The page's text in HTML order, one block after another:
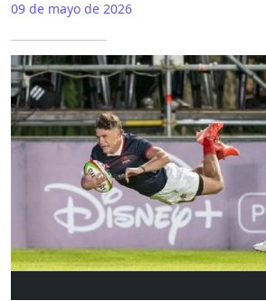
09 de mayo de 2026